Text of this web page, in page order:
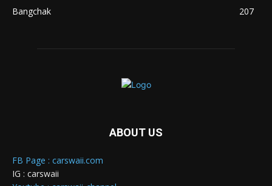
Bangchak
207
ABOUT US
FB Page : carswaii.com
IG : carswaii